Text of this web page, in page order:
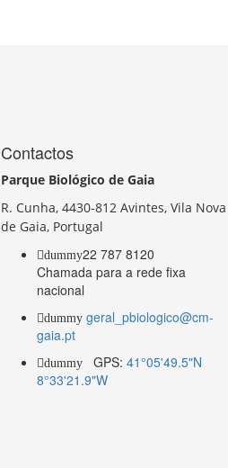
Contactos
Parque Biológico de Gaia
R. Cunha, 4430-812 Avintes, Vila Nova
de Gaia, Portugal
dummy22 787 8120
Chamada para a rede fixa
nacional
dummy geral_pbiologico@cm-
gaia.pt
dummy GPS: 41°05'49.5"N
8°33'21.9"W